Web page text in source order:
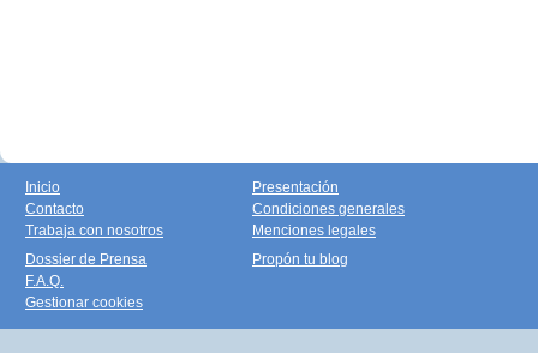
Inicio
Contacto
Trabaja con nosotros
Presentación
Condiciones generales
Menciones legales
Dossier de Prensa
F.A.Q.
Gestionar cookies
Propón tu blog